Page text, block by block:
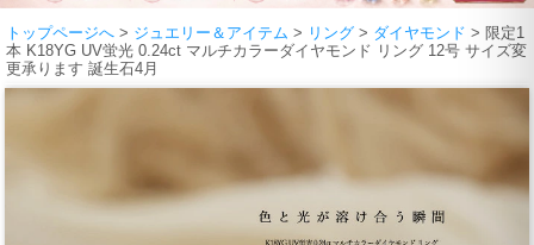
トップページへ > ジュエリー＆アイテム > リング > ダイヤモンド > 限定1
本 K18YG UV蛍光 0.24ct マルチカラーダイヤモンド リング 12号 サイズ変
更承ります 誕生石4月